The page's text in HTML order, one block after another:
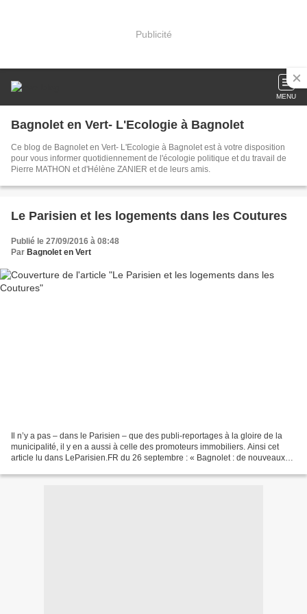
Publicité
MENU
Bagnolet en Vert- L'Ecologie à Bagnolet
Ce blog de Bagnolet en Vert- L'Ecologie à Bagnolet est à votre disposition
pour vous informer quotidiennement de l'écologie politique et du travail de
Pierre MATHON et d'Hélène ZANIER et de leurs amis.
Le Parisien et les logements dans les Coutures
Publié le 27/09/2016 à 08:48
Par Bagnolet en Vert
Il n’y a pas – dans le Parisien – que des publi-reportages à la gloire de la
municipalité, il y en a aussi à celle des promoteurs immobiliers. Ainsi cet
article lu dans LeParisien.FR du 26 septembre : « Bagnolet : de nouveaux